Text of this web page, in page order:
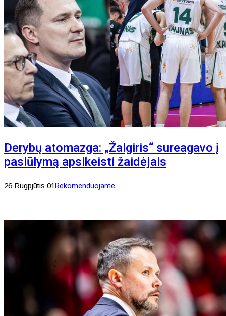
Derybų atomazga: „Žalgiris“ sureagavo į
pasiūlymą apsikeisti žaidėjais
26 Rugpjūtis 01Rekomenduojame